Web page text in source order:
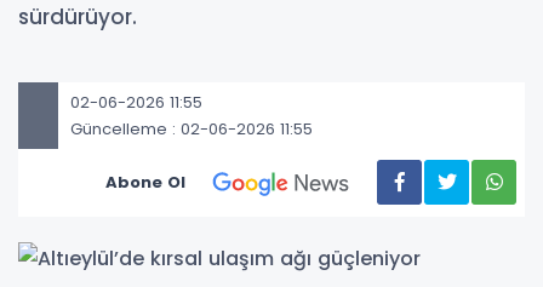
sürdürüyor.
02-06-2026 11:55
Güncelleme : 02-06-2026 11:55
Abone Ol